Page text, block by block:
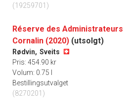
(19259701)
Réserve des Administrateurs
Cornalin (2020) (utsolgt)
Rødvin, Sveits
Pris: 454.90 kr
Volum: 0.75 l
Bestillingsutvalget
(8270201)